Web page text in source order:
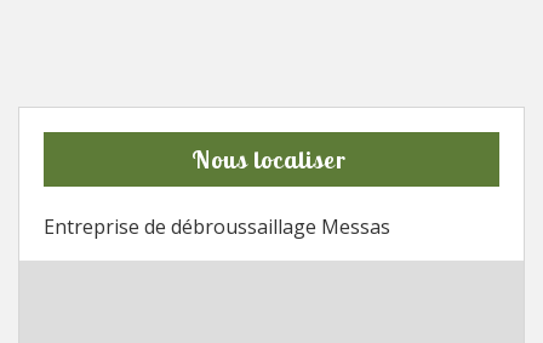
Nous localiser
Entreprise de débroussaillage Messas